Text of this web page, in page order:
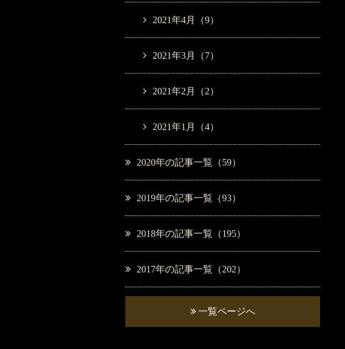
2021年4月（9）
2021年3月（7）
2021年2月（2）
2021年1月（4）
2020年の記事一覧（59）
2019年の記事一覧（93）
2018年の記事一覧（195）
2017年の記事一覧（202）
一覧ページへ